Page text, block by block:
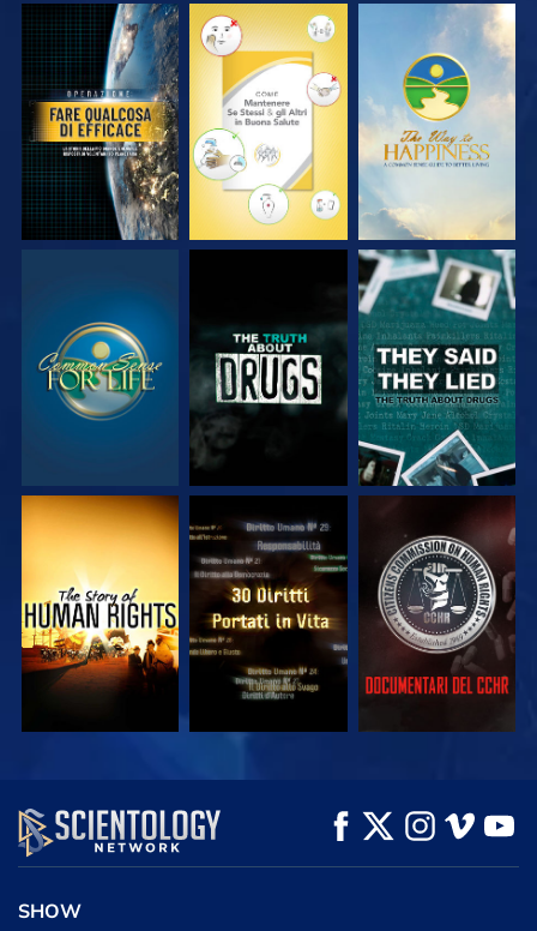
GUARDA GUARDA GUARDA
GUARDA GUARDA GUARDA
GUARDA GUARDA GUARDA
GUARDA
ESPLORA LE
SERIE
SHOW